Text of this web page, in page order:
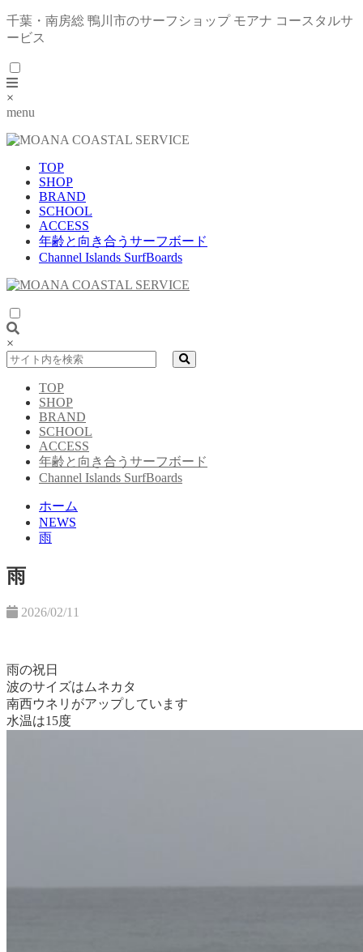
千葉・南房総 鴨川市のサーフショップ モアナ コースタルサ
ービス
×
menu
TOP
SHOP
BRAND
SCHOOL
ACCESS
年齢と向き合うサーフボード
Channel Islands SurfBoards
×
TOP
SHOP
BRAND
SCHOOL
ACCESS
年齢と向き合うサーフボード
Channel Islands SurfBoards
ホーム
NEWS
雨
雨
2026/02/11
雨の祝日
波のサイズはムネカタ
南西ウネリがアップしています
水温は15度